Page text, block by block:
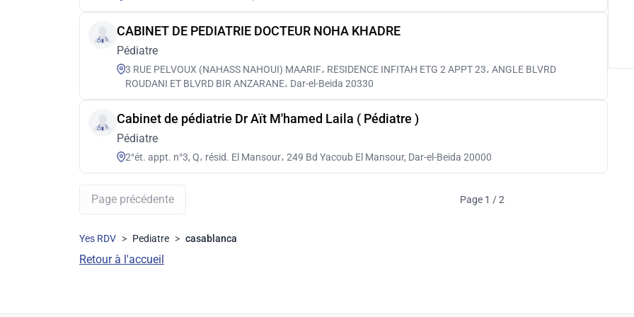
CABINET DE PEDIATRIE DOCTEUR NOHA KHADRE
Pédiatre
3 RUE PELVOUX (NAHASS NAHOUI) MAARIF، RESIDENCE INFITAH ETG 2 APPT 23، ANGLE BLVRD
ROUDANI ET BLVRD BIR ANZARANE، Dar-el-Beida 20330
Cabinet de pédiatrie Dr Aït M'hamed Laila ( Pédiatre )
Pédiatre
2°ét. appt. n°3, Q، résid. El Mansour، 249 Bd Yacoub El Mansour, Dar-el-Beida 20000
Page précédente Page 1 / 2
Yes RDV > Pediatre > casablanca
Retour à l'accueil